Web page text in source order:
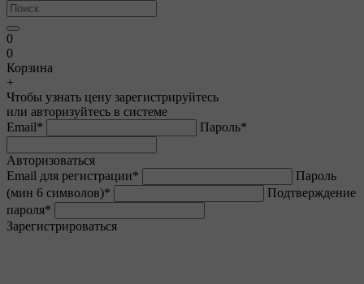
0
0
Корзина
+
Чтобы узнать цену зарегистрируйтесь
или авторизуйтесь в системе
Email* Пароль*
Авторизоваться
Email для регистрации*
Пароль
(мин 6 символов)*
Подтверждение
пароля*
Зарегистрироваться